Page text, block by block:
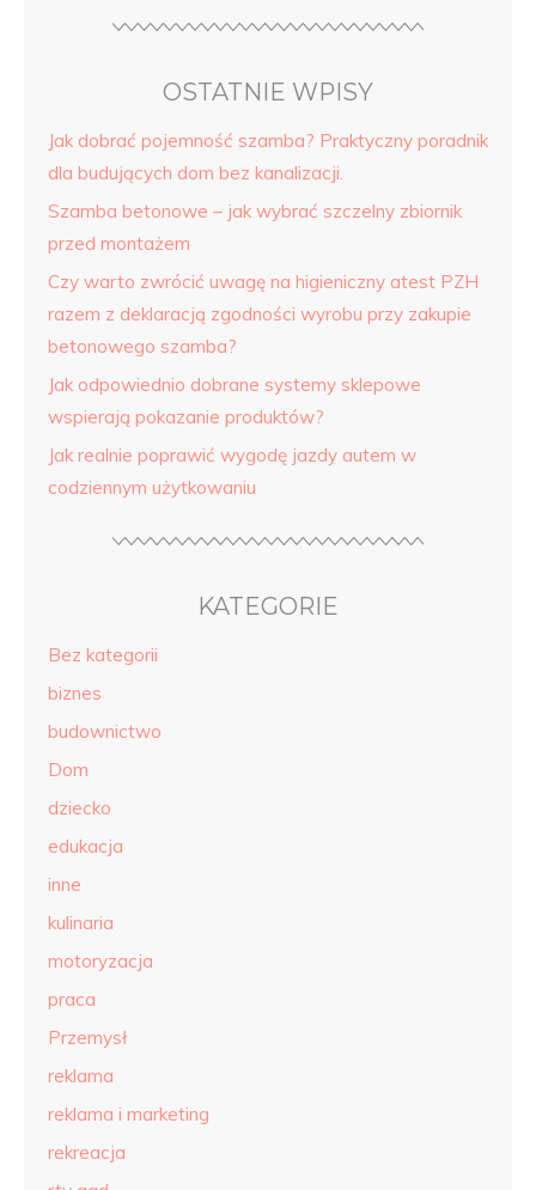
OSTATNIE WPISY
Jak dobrać pojemność szamba? Praktyczny poradnik
dla budujących dom bez kanalizacji.
Szamba betonowe – jak wybrać szczelny zbiornik
przed montażem
Czy warto zwrócić uwagę na higieniczny atest PZH
razem z deklaracją zgodności wyrobu przy zakupie
betonowego szamba?
Jak odpowiednio dobrane systemy sklepowe
wspierają pokazanie produktów?
Jak realnie poprawić wygodę jazdy autem w
codziennym użytkowaniu
KATEGORIE
Bez kategorii
biznes
budownictwo
Dom
dziecko
edukacja
inne
kulinaria
motoryzacja
praca
Przemysł
reklama
reklama i marketing
rekreacja